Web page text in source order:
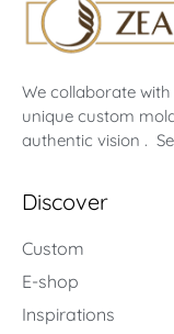
We collaborate
unique custom
authentic vision .
Discover
Custom
E-shop
Inspirations